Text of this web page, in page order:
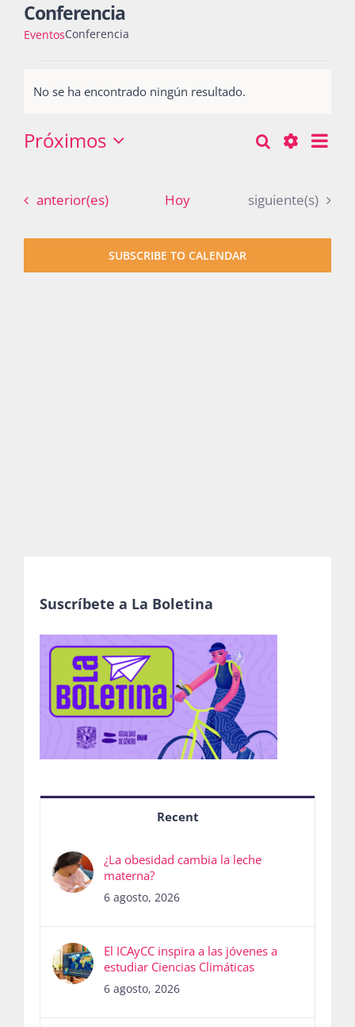
Recursos
Conferencia
EventosConferencia
No se ha encontrado ningún resultado.
Búsqueda
navegació
de
vistas
Buscar Lista
Próximos
Eventos
anterior(es) Hoy Eventos
siguiente(s)
SUBSCRIBE TO CALENDAR
Suscríbete a La Boletina
Recent
¿La obesidad cambia la leche
materna?
6 agosto, 2026
El ICAyCC inspira a las jóvenes a
estudiar Ciencias Climáticas
6 agosto, 2026